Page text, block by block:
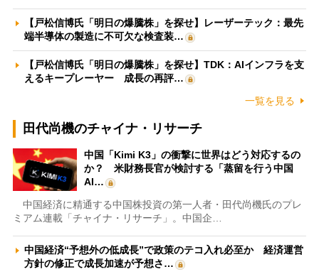
【戸松信博氏「明日の爆騰株」を探せ】レーザーテック：最先
端半導体の製造に不可欠な検査装…
【戸松信博氏「明日の爆騰株」を探せ】TDK：AIインフラを支
えるキープレーヤー 成長の再評…
一覧を見る
田代尚機のチャイナ・リサーチ
中国「Kimi K3」の衝撃に世界はどう対応するの
か？ 米財務長官が検討する「蒸留を行う中国
AI…
中国経済に精通する中国株投資の第一人者・田代尚機氏のプレ
ミアム連載「チャイナ・リサーチ」。中国企…
中国経済“予想外の低成長”で政策のテコ入れ必至か 経済運営
方針の修正で成長加速が予想さ…